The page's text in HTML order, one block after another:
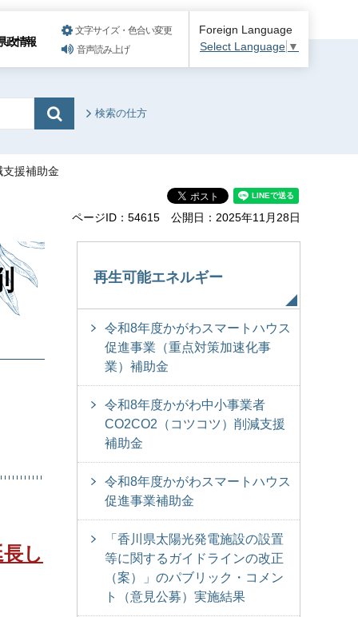
政情報
文字サイズ・色合い変更
音声読み上げ
Foreign Language
Select Language ▼
検索の仕方
援補助金
ページID：54615 公開日：2025年11月28日
し
再生可能エネルギー
令和8年度かがわスマートハウス
促進事業（重点対策加速化事
業）補助金
令和8年度かがわ中小事業者
CO2CO2（コツコツ）削減支援
補助金
令和8年度かがわスマートハウス
促進事業補助金
「香川県太陽光発電施設の設置
等に関するガイドラインの改正
（案）」のパブリック・コメン
ト（意見公募）実施結果